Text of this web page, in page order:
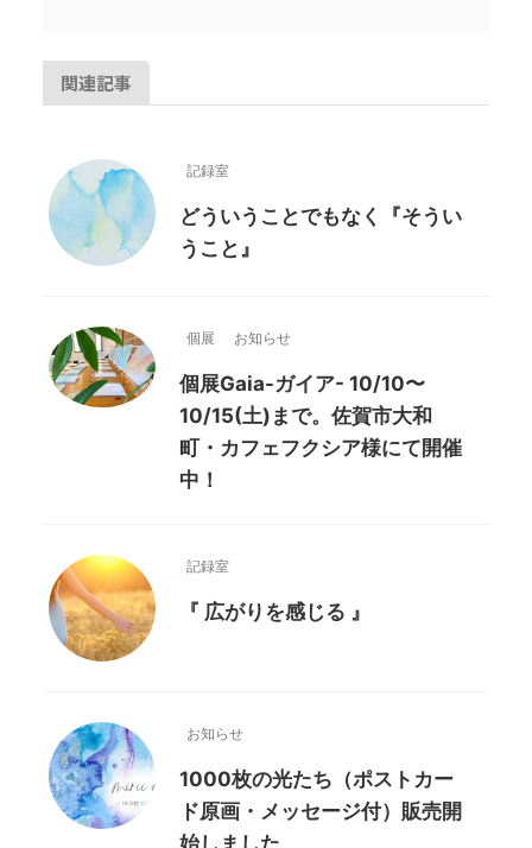
関連記事
記録室
どういうことでもなく『そうい
うこと』
個展 お知らせ
個展Gaia-ガイア- 10/10〜
10/15(土)まで。佐賀市大和
町・カフェフクシア様にて開催
中！
記録室
『 広がりを感じる 』
お知らせ
1000枚の光たち（ポストカー
ド原画・メッセージ付）販売開
始しました